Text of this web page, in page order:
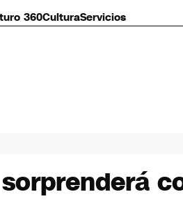
360CulturaServicios